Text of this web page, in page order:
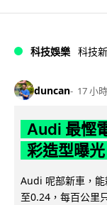
科技娛樂 科技
duncan 17 小時
Audi 最慳
彩造型曝
Audi 呢部新車，
至0.24，每百公里